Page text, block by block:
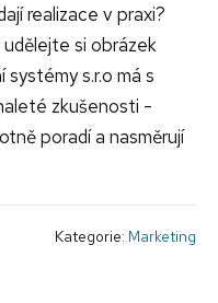
realizace v praxi?
si obrázek
s.r.o má s
zkušenosti -
poradí a nasměrují
Kategorie: Marketing